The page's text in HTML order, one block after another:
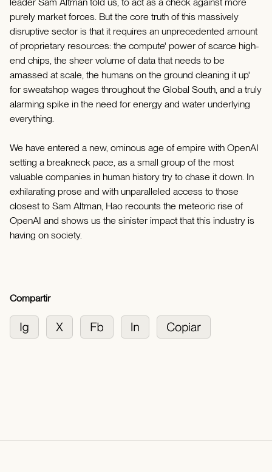
purely market forces. But the core truth of this massively
disruptive sector is that it requires an unprecedented amount
of proprietary resources: the compute' power of scarce high-
end chips, the sheer volume of data that needs to be
amassed at scale, the humans on the ground cleaning it up'
for sweatshop wages throughout the Global South, and a truly
alarming spike in the need for energy and water underlying
everything.
We have entered a new, ominous age of empire with OpenAI
setting a breakneck pace, as a small group of the most
valuable companies in human history try to chase it down. In
exhilarating prose and with unparalleled access to those
closest to Sam Altman, Hao recounts the meteoric rise of
OpenAI and shows us the sinister impact that this industry is
having on society.
Compartir